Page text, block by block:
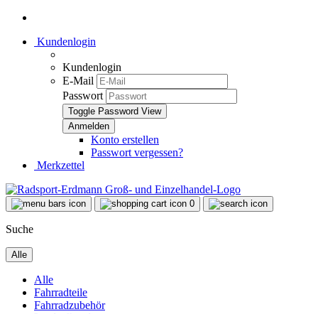
Kundenlogin
Kundenlogin
E-Mail
Passwort
Toggle Password View
Konto erstellen
Passwort vergessen?
Merkzettel
0
Suche
Alle
Alle
Fahrradteile
Fahrradzubehör